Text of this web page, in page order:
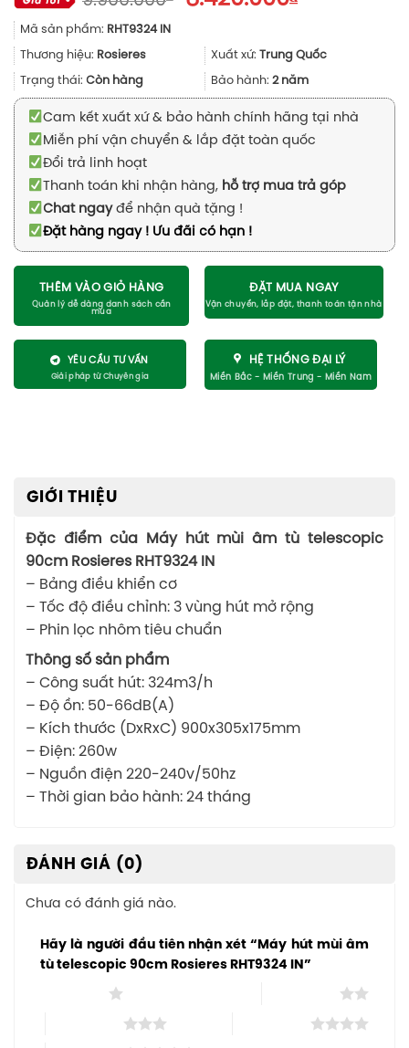
9.900.000₫.là:
8.420.000₫.
Mã sản phẩm: RHT9324 IN
Thương hiệu: Rosieres Xuất xứ: Trung Quốc
Trạng thái: Còn hàng Bảo hành: 2 năm
Cam kết xuất xứ & bảo hành chính hãng tại nhà
Miễn phí vận chuyển & lắp đặt toàn quốc
Đổi trả linh hoạt
Thanh toán khi nhận hàng, hỗ trợ mua trả góp
Chat ngayđể nhận quà tặng !
Đặt hàng ngay ! Ưu đãi có hạn !
THÊM VÀO GIỎ HÀNG ĐẶT MUA NGAY
YÊU CẦU TƯ VẤN HỆ THỐNG ĐẠI LÝ
GIỚI THIỆU
Đặc điểm của Máy hút mùi âm tù telescopic
90cm Rosieres RHT9324 IN
– Bảng điều khiển cơ
– Tốc độ điều chỉnh: 3 vùng hút mở rộng
– Phin lọc nhôm tiêu chuẩn
Thông số sản phẩm
– Công suất hút: 324m3/h
– Độ ồn: 50-66dB(A)
– Kích thước (DxRxC) 900x305x175mm
– Điện: 260w
– Nguồn điện 220-240v/50hz
– Thời gian bảo hành: 24 tháng
ĐÁNH GIÁ (0)
Chưa có đánh giá nào.
Hãy là người đầu tiên nhận xét “Máy hút mùi âm
tù telescopic 90cm Rosieres RHT9324 IN”